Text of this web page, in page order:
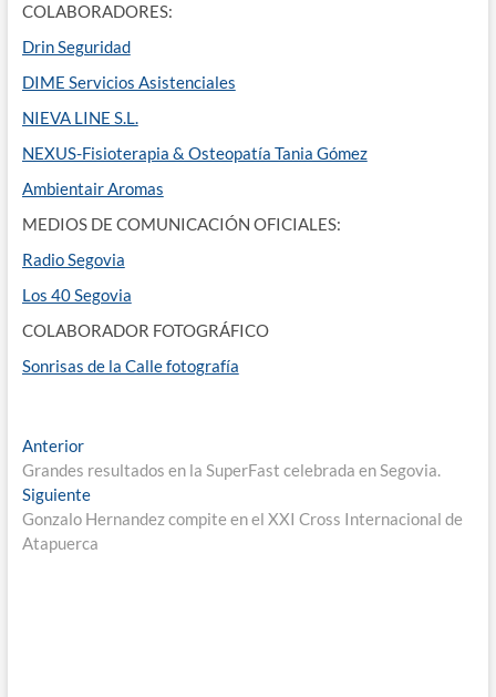
COLABORADORES:
Drin Seguridad
DIME Servicios Asistenciales
NIEVA LINE S.L.
NEXUS-Fisioterapia & Osteopatía Tania Gómez
Ambientair Aromas
MEDIOS DE COMUNICACIÓN OFICIALES:
Radio Segovia
Los 40 Segovia
COLABORADOR FOTOGRÁFICO
Sonrisas de la Calle fotografía
Navegación
de
entradas
AnteriorEntrada
anterior:
Grandes resultados en la SuperFast celebrada en Segovia.
SiguienteEntrada
siguiente:
Gonzalo Hernandez compite en el XXI Cross Internacional de
Atapuerca